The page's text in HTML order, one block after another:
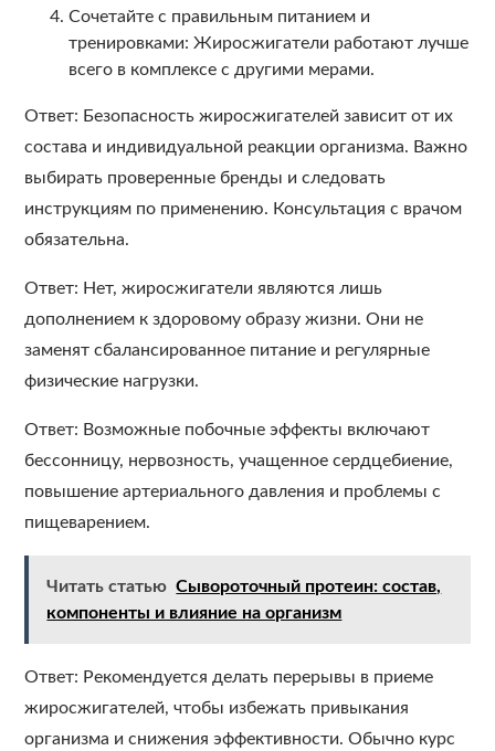
Сочетайте с правильным питанием и
тренировками: Жиросжигатели работают лучше
всего в комплексе с другими мерами.
Ответ: Безопасность жиросжигателей зависит от их
состава и индивидуальной реакции организма. Важно
выбирать проверенные бренды и следовать
инструкциям по применению. Консультация с врачом
обязательна.
Ответ: Нет, жиросжигатели являются лишь
дополнением к здоровому образу жизни. Они не
заменят сбалансированное питание и регулярные
физические нагрузки.
Ответ: Возможные побочные эффекты включают
бессонницу, нервозность, учащенное сердцебиение,
повышение артериального давления и проблемы с
пищеварением.
Читать статью Сывороточный протеин: состав,
компоненты и влияние на организм
Ответ: Рекомендуется делать перерывы в приеме
жиросжигателей, чтобы избежать привыкания
организма и снижения эффективности. Обычно курс